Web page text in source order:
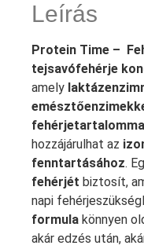
Leírás
Protein Time –
tejsavófehérje
amely
fehérjetartalommal
hozzájárulhat az
fenntartásához.
fehérjét biztosít,
napi
formula könnyen
akár edzés után,